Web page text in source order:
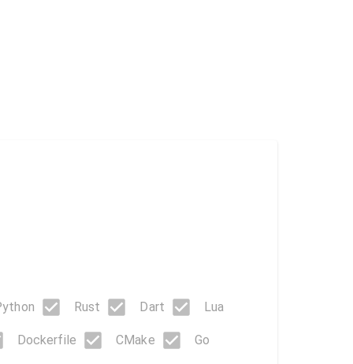
Rust Dart Lua
Dockerfile CMake Go